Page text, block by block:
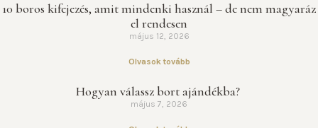
10 boros kifejezés, amit mindenki használ – de nem magyaráz
el rendesen
május 12, 2026
Olvasok tovább
Hogyan válassz bort ajándékba?
május 7, 2026